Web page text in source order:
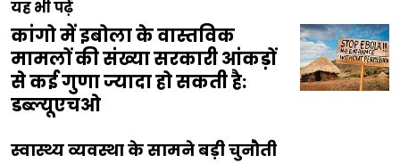
यह भी पढ़ें
कांगो में इबोला के वास्तविक
मामलों की संख्या सरकारी आंकड़ों
से कई गुणा ज्यादा हो सकती है:
डब्ल्यूएचओ
स्वास्थ्य व्यवस्था के सामने बड़ी चुनौती